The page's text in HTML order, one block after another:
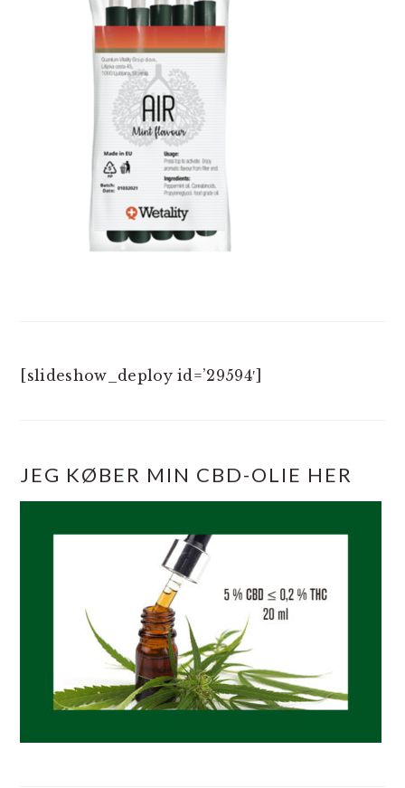
[slideshow_deploy id=’29594′]
JEG KØBER MIN CBD-OLIE HER